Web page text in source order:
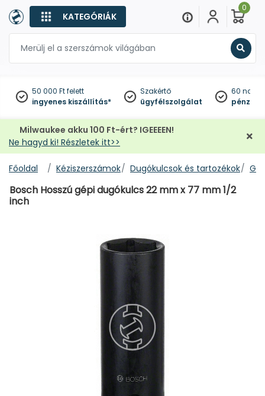
KATEGÓRIÁK
0
50 000 Ft felett
ingyenes kiszállítás*
Szakértő
ügyfélszolgálat
60
Milwaukee akku 100 Ft-ért? IGEEEEN!
Ne hagyd ki! Részletek itt>>
Főoldal Kéziszerszámok Dugókulcsok és tartozékok
Bosch Hosszú gépi dugókulcs 22 mm x 77 mm 1/2
inch